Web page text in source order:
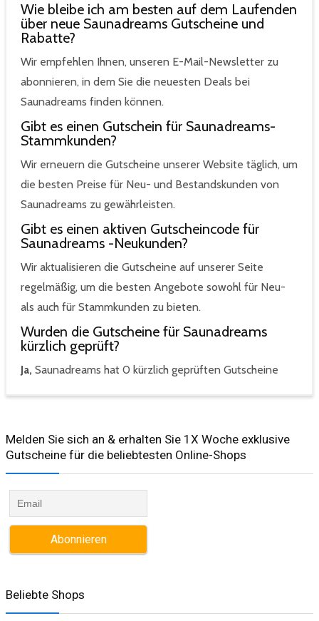
Wie bleibe ich am besten auf dem Laufenden
über neue Saunadreams Gutscheine und
Rabatte?
Wir empfehlen Ihnen, unseren E-Mail-Newsletter zu
abonnieren, in dem Sie die neuesten Deals bei
Saunadreams finden können.
Gibt es einen Gutschein für Saunadreams-
Stammkunden?
Wir erneuern die Gutscheine unserer Website täglich, um
die besten Preise für Neu- und Bestandskunden von
Saunadreams zu gewährleisten.
Gibt es einen aktiven Gutscheincode für
Saunadreams -Neukunden?
Wir aktualisieren die Gutscheine auf unserer Seite
regelmäßig, um die besten Angebote sowohl für Neu-
als auch für Stammkunden zu bieten.
Wurden die Gutscheine für Saunadreams
kürzlich geprüft?
Ja, Saunadreams hat 0 kürzlich geprüften Gutscheine
Melden Sie sich an & erhalten Sie 1X Woche exklusive
Gutscheine für die beliebtesten Online-Shops​
Beliebte Shops